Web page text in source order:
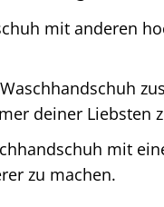
mit anderen
deiner Liebsten
mit
zu machen.